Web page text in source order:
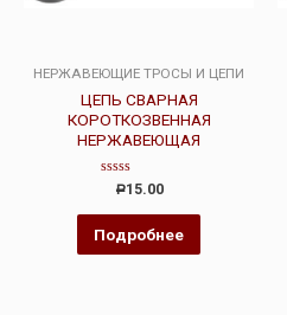
НЕРЖАВЕЮЩИЕ ТРОСЫ И ЦЕПИ
ЦЕПЬ СВАРНАЯ
КОРОТКОЗВЕННАЯ
НЕРЖАВЕЮЩАЯ
Оценка
из
Р15.00
Подробнее